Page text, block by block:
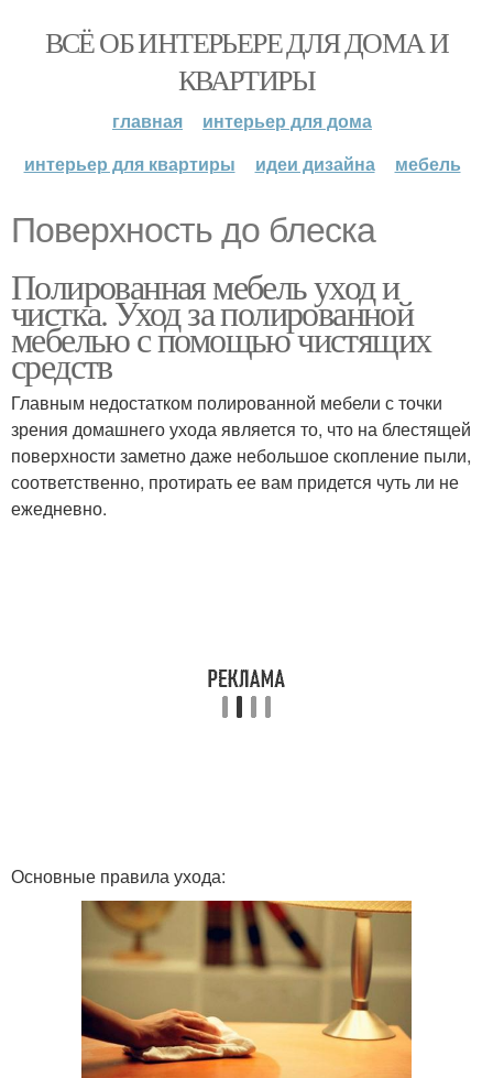
ВСЁ ОБ ИНТЕРЬЕРЕ ДЛЯ ДОМА И
КВАРТИРЫ
главная
интерьер для дома
интерьер для квартиры
идеи дизайна мебель
Поверхность до блеска
Полированная мебель уход и
чистка. Уход за полированной
мебелью с помощью чистящих
средств
Главным недостатком полированной мебели с точки
зрения домашнего ухода является то, что на блестящей
поверхности заметно даже небольшое скопление пыли,
соответственно, протирать ее вам придется чуть ли не
ежедневно.
Основные правила ухода: